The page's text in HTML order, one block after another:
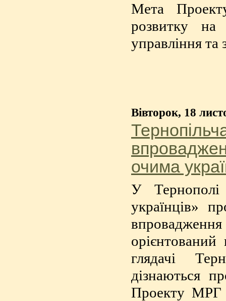
Мета
розвитку на
управління та
Вівторок, 18
очима
У Тернополі
українців»
глядачі
дізнаються
Проекту МРГ